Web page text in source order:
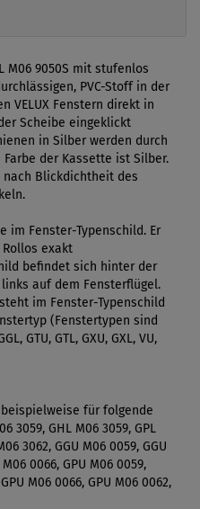
M06 9050S mit stufenlos
PVC-Stoff in der
VELUX Fenstern direkt in
Scheibe eingeklickt
in Silber werden durch
der Kassette ist Silber.
nach Blickdichtheit des
im Fenster-Typenschild. Er
exakt
befindet sich hinter der
auf dem Fensterflügel.
im Fenster-Typenschild
(Fenstertypen sind
GTU, GTL, GXU, GXL, VU,
beispielweise für folgende
3059, GHL M06 3059, GPL
3062, GGU M06 0059, GGU
0066, GPU M06 0059,
M06 0066, GPU M06 0062,